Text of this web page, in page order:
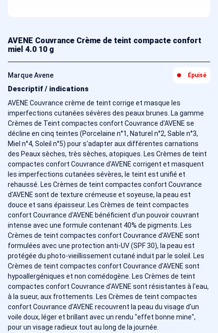
AVENE Couvrance Crème de teint compacte confort
miel 4.0 10 g
Marque Avene Épuisé
Descriptif / indications
AVENE Couvrance crème de teint corrige et masque les
imperfections cutanées sévères des peaux brunes. La gamme
Crèmes de Teint compactes confort Couvrance d'AVENE se
décline en cinq teintes (Porcelaine n°1, Naturel n°2, Sable n°3,
Miel n°4, Soleil n°5) pour s'adapter aux différentes carnations
des Peaux sèches, très sèches, atopiques. Les Crèmes de teint
compactes confort Couvrance d'AVENE corrigent et masquent
les imperfections cutanées sévères, le teint est unifié et
rehaussé. Les Crèmes de teint compactes confort Couvrance
d'AVENE sont de texture crémeuse et soyeuse, la peau est
douce et sans épaisseur. Les Crèmes de teint compactes
confort Couvrance d'AVENE bénéficient d'un pouvoir couvrant
intense avec une formule contenant 40% de pigments. Les
Crèmes de teint compactes confort Couvrance d'AVENE sont
formulées avec une protection anti-UV (SPF 30), la peau est
protégée du photo-vieillissement cutané induit par le soleil. Les
Crèmes de teint compactes confort Couvrance d'AVENE sont
hypoallergéniques et non comédogène. Les Crèmes de teint
compactes confort Couvrance d'AVENE sont résistantes à l'eau,
à la sueur, aux frottements. Les Crèmes de teint compactes
confort Couvrance d'AVENE recouvrent la peau du visage d'un
voile doux, léger et brillant avec un rendu "effet bonne mine",
pour un visage radieux tout au long de la journée.